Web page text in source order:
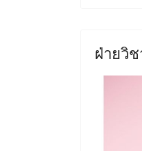
ฝ่ายวิ